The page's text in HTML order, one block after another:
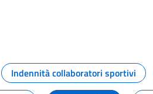
per lo sport
Indennità collaboratori sportivi